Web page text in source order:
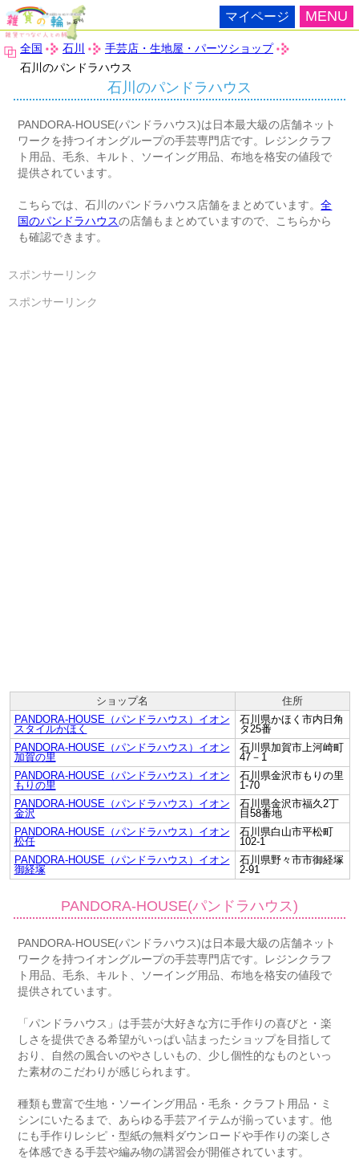
MENU
マイページ
全国 石川
手芸店・生地屋・パーツショップ
石川のパンドラハウス
石川のパンドラハウス
PANDORA-HOUSE(パンドラハウス)は日本最大級の店舗ネット
ワークを持つイオングループの手芸専門店です。レジンクラフ
ト用品、毛糸、キルト、ソーイング用品、布地を格安の値段で
提供されています。
こちらでは、石川のパンドラハウス店舗をまとめています。全
国のパンドラハウスの店舗もまとめていますので、こちらから
も確認できます。
スポンサーリンク
スポンサーリンク
ショップ名
住所
PANDORA-HOUSE（パンドラハウス）イオン
スタイルかほく
石川県かほく市内日角
タ25番
PANDORA-HOUSE（パンドラハウス）イオン
加賀の里
石川県加賀市上河崎町
47－1
PANDORA-HOUSE（パンドラハウス）イオン
もりの里
石川県金沢市もりの里
1-70
PANDORA-HOUSE（パンドラハウス）イオン
金沢
石川県金沢市福久2丁
目58番地
PANDORA-HOUSE（パンドラハウス）イオン
松任
石川県白山市平松町
102-1
PANDORA-HOUSE（パンドラハウス）イオン
御経塚
石川県野々市市御経塚
2-91
PANDORA-HOUSE(パンドラハウス)
PANDORA-HOUSE(パンドラハウス)は日本最大級の店舗ネット
ワークを持つイオングループの手芸専門店です。レジンクラフ
ト用品、毛糸、キルト、ソーイング用品、布地を格安の値段で
提供されています。
「パンドラハウス」は手芸が大好きな方に手作りの喜びと・楽
しさを提供できる希望がいっぱい詰まったショップを目指して
おり、自然の風合いのやさしいもの、少し個性的なものといっ
た素材のこだわりが感じられます。
種類も豊富で生地・ソーイング用品・毛糸・クラフト用品・ミ
シンにいたるまで、あらゆる手芸アイテムが揃っています。他
にも手作りレシピ・型紙の無料ダウンロードや手作りの楽しさ
を体感できる手芸や編み物の講習会が開催されています。